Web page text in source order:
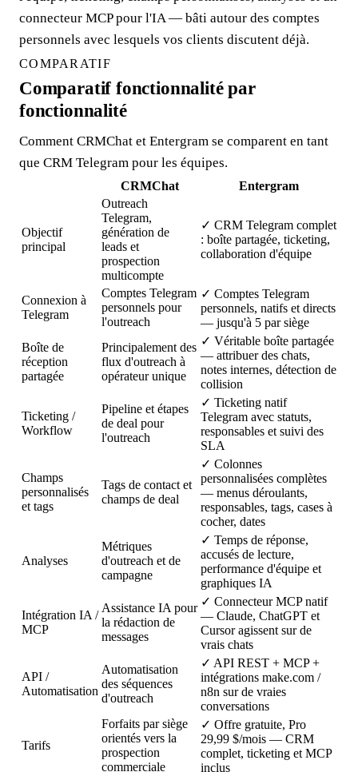
connecteur MCP pour l'IA — bâti autour des comptes
personnels avec lesquels vos clients discutent déjà.
COMPARATIF
Comparatif fonctionnalité par
fonctionnalité
Comment CRMChat et Entergram se comparent en tant
que CRM Telegram pour les équipes.
CRMChat Entergram
Objectif
principal
Outreach
Telegram,
génération de
leads et
prospection
multicompte
✓ CRM Telegram complet
: boîte partagée, ticketing,
collaboration d'équipe
Connexion à
Telegram
Comptes Telegram
personnels pour
l'outreach
✓ Comptes Telegram
personnels, natifs et directs
— jusqu'à 5 par siège
Boîte de
réception
partagée
Principalement des
flux d'outreach à
opérateur unique
✓ Véritable boîte partagée
— attribuer des chats,
notes internes, détection de
collision
Ticketing /
Workflow
Pipeline et étapes
de deal pour
l'outreach
✓ Ticketing natif
Telegram avec statuts,
responsables et suivi des
SLA
Champs
personnalisés
et tags
Tags de contact et
champs de deal
✓ Colonnes
personnalisées complètes
— menus déroulants,
responsables, tags, cases à
cocher, dates
Analyses
Métriques
d'outreach et de
campagne
✓ Temps de réponse,
accusés de lecture,
performance d'équipe et
graphiques IA
Intégration IA /
MCP
Assistance IA pour
la rédaction de
messages
✓ Connecteur MCP natif
— Claude, ChatGPT et
Cursor agissent sur de
vrais chats
API /
Automatisation
Automatisation
des séquences
d'outreach
✓ API REST + MCP +
intégrations make.com /
n8n sur de vraies
conversations
Tarifs
Forfaits par siège
orientés vers la
prospection
commerciale
✓ Offre gratuite, Pro
29,99 $/mois — CRM
complet, ticketing et MCP
inclus